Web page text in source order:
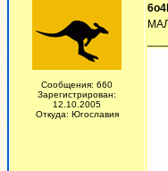
Сообщения: 660
Зарегистрирован:
12.10.2005
Откуда: Югославия